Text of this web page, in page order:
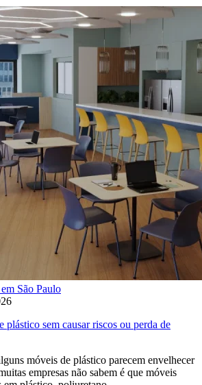
São Paulo
sem causar riscos ou perda de
móveis de plástico parecem envelhecer
empresas não sabem é que móveis